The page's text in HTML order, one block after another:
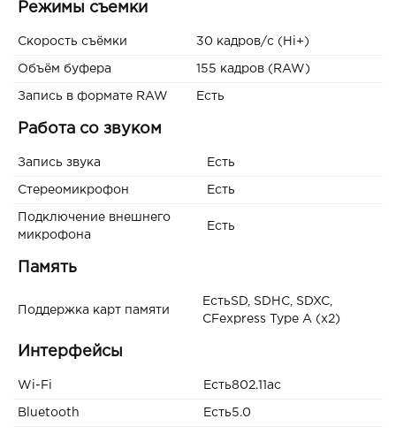
Режимы съемки
Скорость съёмки 30 кадров/с (Hi+)
Объём буфера 155 кадров (RAW)
Запись в формате RAW Есть
Работа со звуком
Запись звука Есть
Стереомикрофон Есть
Подключение внешнего
микрофона
Есть
Память
Поддержка карт памяти
ЕстьSD, SDHC, SDXC,
CFexpress Type A (x2)
Интерфейсы
Wi-Fi Есть802.11ac
Bluetooth Есть5.0